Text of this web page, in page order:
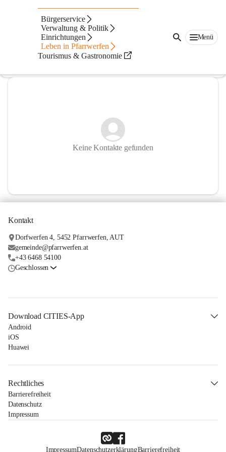
Bürgerservice
Verwaltung & Politik
Einrichtungen
Leben in Pfarrwerfen
Tourismus & Gastronomie
Menü
Kameradschaftsbund Pfarrwerfen
@kameradschaftsbund-pfarrwerfen
Traditionsverein
Keine Kontakte gefunden
Kontakt
Dorfwerfen 4, 5452 Pfarrwerfen, AUT
gemeinde@pfarrwerfen.at
+43 6468 54100
Geschlossen
Download CITIES-App
Android
iOS
Huawei
Rechtliches
Barrierefreiheit
Datenschutz
Impressum
ImpressumDatenschutzerklärungBarrierefreiheit